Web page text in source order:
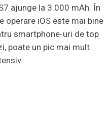
ajunge la 3.000 mAh. În
operare iOS este mai bine
smartphone-uri de top
poate un pic mai mult